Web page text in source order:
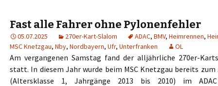
Fast alle Fahrer ohne Pylonenfehler
05.07.2025 270er-Kart-Slalom ADAC, BMV, Heimrennen,
MSC Knetzgau, Nby, Nordbayern, Ufr, Unterfranken OL
Am vergangenen Samstag fand der alljährliche 270er-
statt. In diesem Jahr wurde beim MSC Knetzgau bereits
(Altersklasse 1, Jahrgänge 2013 bis 2010) im ADAC